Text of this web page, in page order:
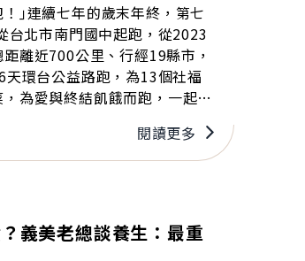
｣連續七年的歲末年終，第七
台北市南門國中起跑，從2023
離近700公里、行經19縣市，
環台公益路跑，為13個社福
為愛與終結飢餓而跑，一起攜
閱讀更多
義美老總談養生：最重